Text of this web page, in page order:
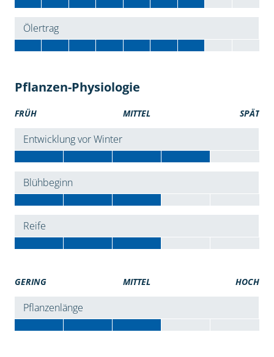
Ölertrag
Pflanzen-Physiologie
FRÜH MITTEL SPÄT
Entwicklung vor Winter
Blühbeginn
Reife
GERING MITTEL HOCH
Pflanzenlänge